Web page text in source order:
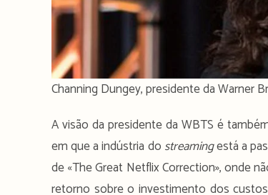
Channing Dungey, presidente da Warner
A visão da presidente da WBTS é
em que a indústria do streamingestá a
de «The Great Netflix Correction», onde
retorno sobre o investimento dos custos